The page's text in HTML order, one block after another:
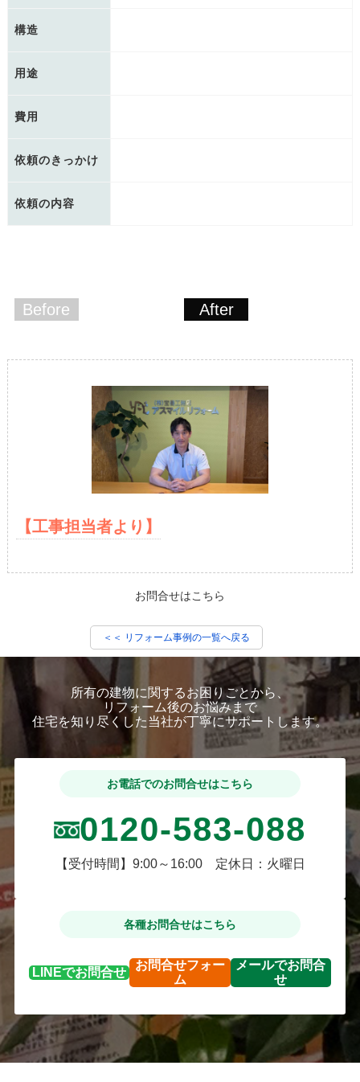
構造
用途
費用
依頼のきっかけ
依頼の内容
Before After
【工事担当者より】
お問合せはこちら
＜＜ リフォーム事例の一覧へ戻る
所有の建物に関するお困りごとから、
リフォーム後のお悩みまで
住宅を知り尽くした当社が丁寧にサポートします。
お電話でのお問合せはこちら
0120-583-088
【受付時間】9:00～16:00 定休日：火曜日
各種お問合せはこちら
LINEでお問合せ
お問合せフォー
ム
メールでお問合
せ